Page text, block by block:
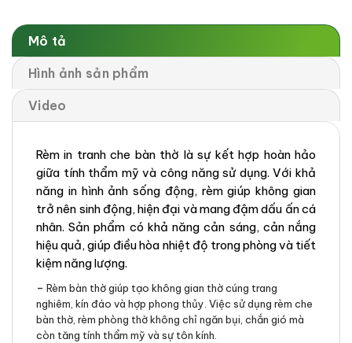
Mô tả
Hình ảnh sản phẩm
Video
Rèm in tranh che bàn thờ là sự kết hợp hoàn hảo
giữa tính thẩm mỹ và công năng sử dụng. Với khả
năng in hình ảnh sống động, rèm giúp không gian
trở nên sinh động, hiện đại và mang đậm dấu ấn cá
nhân. Sản phẩm có khả năng cản sáng, cản nắng
hiệu quả, giúp điều hòa nhiệt độ trong phòng và tiết
kiệm năng lượng.
– Rèm bàn thờ giúp tạo không gian thờ cúng trang
nghiêm, kín đáo và hợp phong thủy. Việc sử dụng rèm che
bàn thờ, rèm phòng thờ không chỉ ngăn bụi, chắn gió mà
còn tăng tính thẩm mỹ và sự tôn kính.